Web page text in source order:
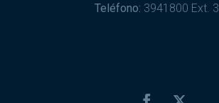
Teléfono: 3941800 Ext.